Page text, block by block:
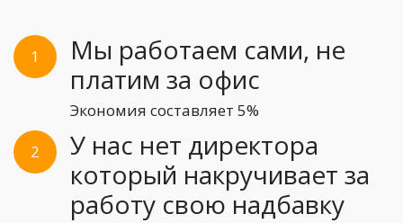
1
Мы работаем сами, не
платим за офис
Экономия составляет 5%
2
У нас нет директора
который накручивает за
работу свою надбавку